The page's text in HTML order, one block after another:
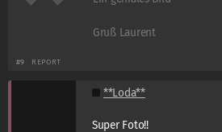
Gruß Laurent
#9 REPORT
**Loda**
Super Foto!!